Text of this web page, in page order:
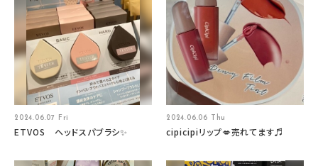
2024.06.07 Fri
ETVOS ヘッドスパブラシ✨
2024.06.06 Thu
cipicipiリップ💋売れてます♬